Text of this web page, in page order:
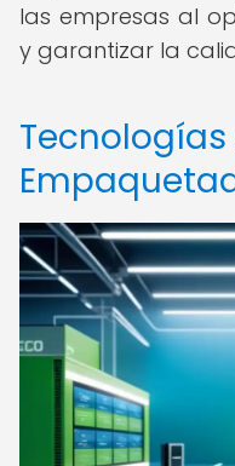
las empresas al
y garantizar la